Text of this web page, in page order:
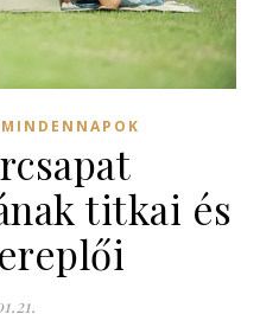
MINDENNAPOK
titkai és